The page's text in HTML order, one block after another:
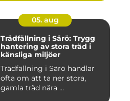
05. aug
Trädfällning i Särö: Trygg
hantering av stora träd i
känsliga miljöer
Trädfällning i Särö handlar
ofta om att ta ner stora,
gamla träd nära ...